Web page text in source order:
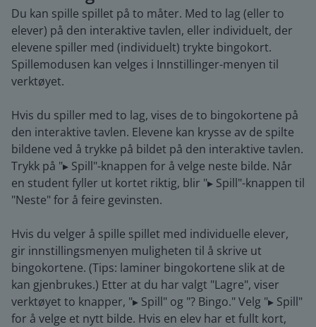
Du kan spille spillet på to måter. Med to lag (eller to
elever) på den interaktive tavlen, eller individuelt, der
elevene spiller med (individuelt) trykte bingokort.
Spillemodusen kan velges i Innstillinger-menyen til
verktøyet.
Hvis du spiller med to lag, vises de to bingokortene på
den interaktive tavlen. Elevene kan krysse av de spilte
bildene ved å trykke på bildet på den interaktive tavlen.
Trykk på "▸ Spill"-knappen for å velge neste bilde. Når
en student fyller ut kortet riktig, blir "▸ Spill"-knappen til
"Neste" for å feire gevinsten.
Hvis du velger å spille spillet med individuelle elever,
gir innstillingsmenyen muligheten til å skrive ut
bingokortene. (Tips: laminer bingokortene slik at de
kan gjenbrukes.) Etter at du har valgt "Lagre", viser
verktøyet to knapper, "▸ Spill" og "? Bingo." Velg "▸ Spill"
for å velge et nytt bilde. Hvis en elev har et fullt kort,